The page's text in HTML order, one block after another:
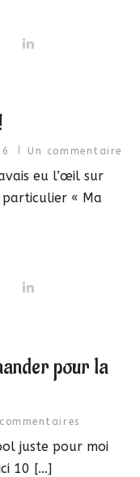
Un commentaire
eu l’œil sur
particulier « Ma
pour la
juste pour moi
10 […]